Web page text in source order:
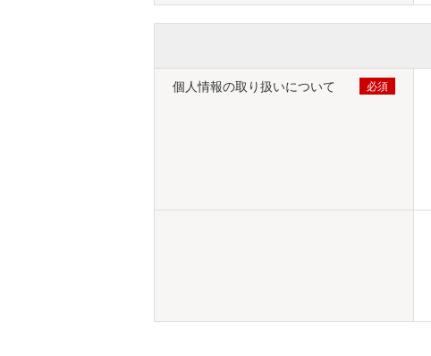
個人情報の取り扱いについて